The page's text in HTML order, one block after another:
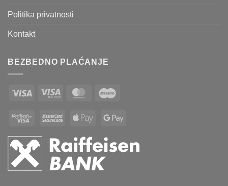
Politika privatnosti
Kontakt
BEZBEDNO PLAĆANJE
Visa
Visa
MasterCard
Visa
MasterCardApple
Google